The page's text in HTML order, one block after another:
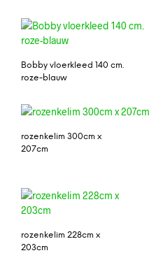
Bobby vloerkleed 140 cm.
roze-blauw
rozenkelim 300cm x
207cm
rozenkelim 228cm x
203cm